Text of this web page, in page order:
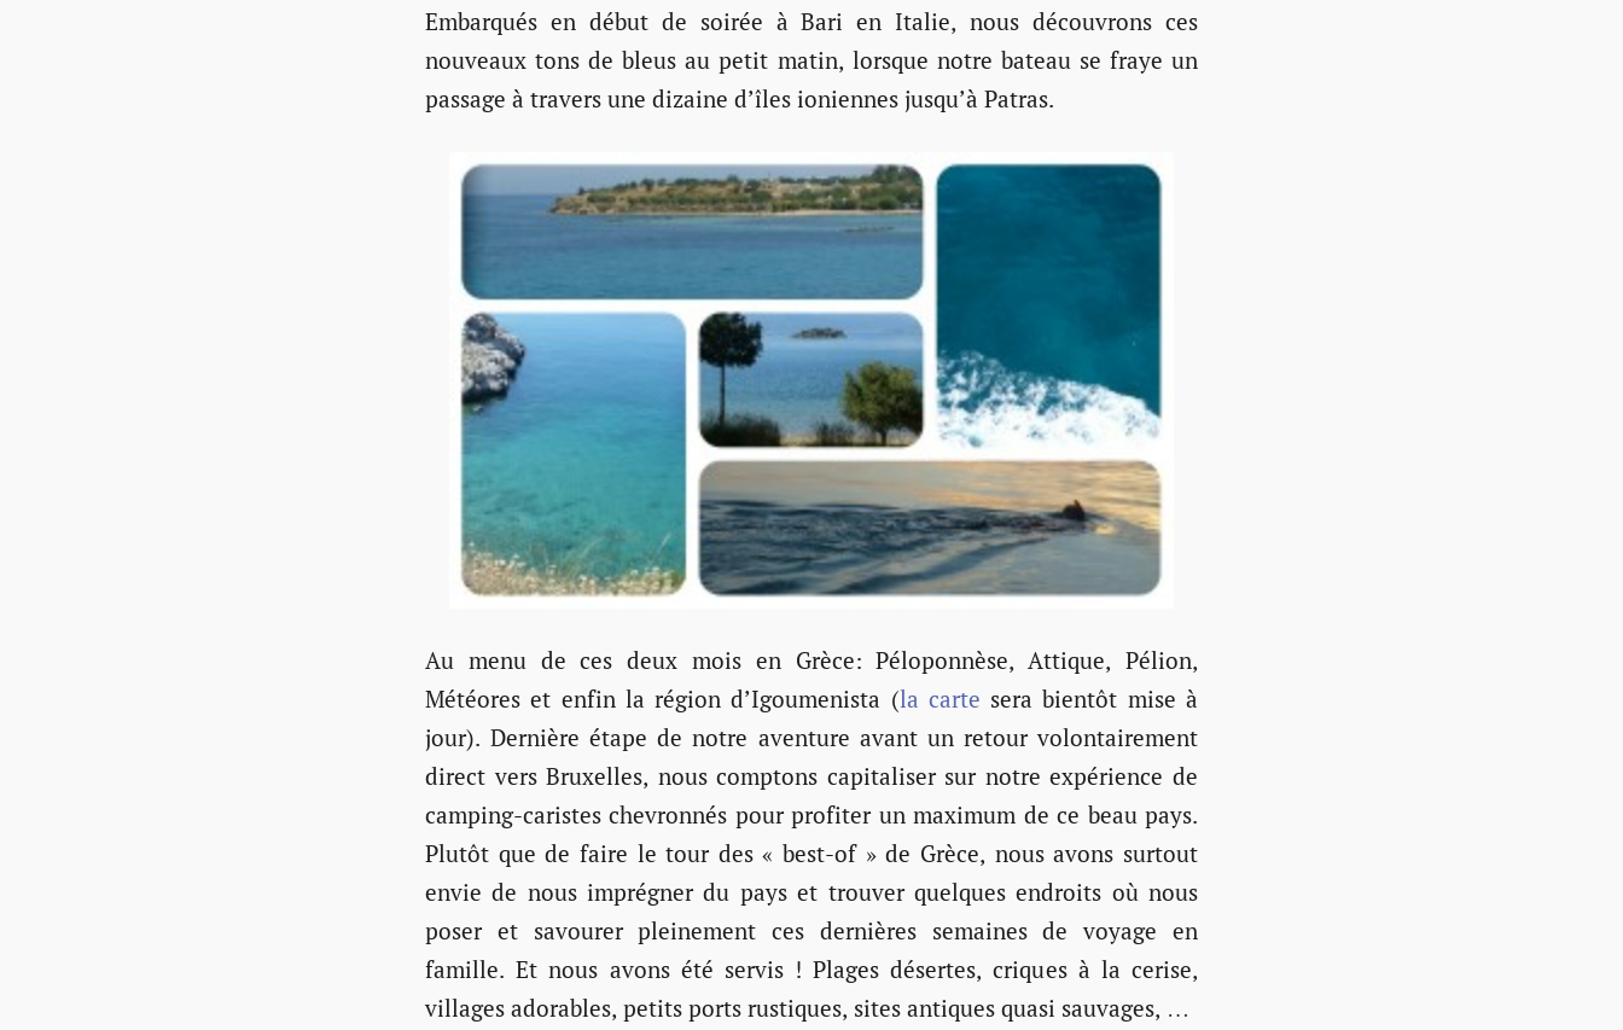
Embarqués en début de soirée à Bari en Italie, nous découvrons ces
nouveaux tons de bleus au petit matin, lorsque notre bateau se fraye un
passage à travers une dizaine d’îles ioniennes jusqu’à Patras.
Au menu de ces deux mois en Grèce: Péloponnèse, Attique, Pélion,
Météores et enfin la région d’Igoumenista (la carte sera bientôt mise à
jour). Dernière étape de notre aventure avant un retour volontairement
direct vers Bruxelles, nous comptons capitaliser sur notre expérience de
camping-caristes chevronnés pour profiter un maximum de ce beau pays.
Plutôt que de faire le tour des « best-of » de Grèce, nous avons surtout
envie de nous imprégner du pays et trouver quelques endroits où nous
poser et savourer pleinement ces dernières semaines de voyage en
famille. Et nous avons été servis ! Plages désertes, criques à la cerise,
villages adorables, petits ports rustiques, sites antiques quasi sauvages, …